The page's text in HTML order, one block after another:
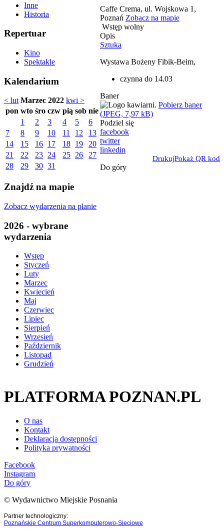
Inne
Historia
Repertuar
Kino
Spektakle
Kalendarium
< lut Marzec 2022 kwi >
pon wto śro czw pią sob nie
1
2 3 4 5
6
7
8 9 10 11 12
13
14
15 16 17 18 19
20
21
22 23 24 25 26
27
28
29 30 31
Znajdź na mapie
Zobacz wydarzenia na planie
2026 - wybrane
wydarzenia
Wstęp
Styczeń
Luty
Marzec
Kwiecień
Maj
Czerwiec
Lipiec
Sierpień
Wrzesień
Październik
Listopad
Grudzień
Caffe Crema, ul. Wojskowa 1,
Poznań Zobacz na mapie
Wstęp wolny
Opis
Sztuka
Wystawa Bożeny Fibik-Beim,
czynna do 14.03
Baner
Pobierz baner
(JPEG, 7,97 kB)
Podziel się
facebook
twitter
linkedin
DrukujPokaż QR kod
Do góry
PLATFORMA POZNAN.PL
O nas
Kontakt
Deklaracja dostępności
Polityka prywatności
Facebook
Instagram
Do góry
© Wydawnictwo Miejskie Posnania
Partner technologiczny:
Poznańskie Centrum Superkomputerowo-Sieciowe